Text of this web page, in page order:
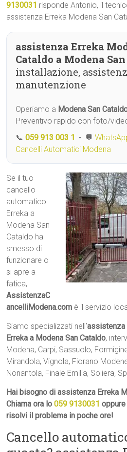
9130031 risponde Antonio, il
assistenza Erreka Modena San
assistenza Erreka
Cataldo a Modena
installazione,
manutenzione
Operiamo a Modena San
Preventivo rapido con foto/
📞059 913 003 1 • 💬
Cancelli Automatici Modena
Se il tuo
cancello
automatico
Erreka a
Modena San
Cataldo ha
smesso di
funzionare o
si apre a
fatica,
AssistenzaC
ancelliModena.com è il servizio
Siamo specializzati nell’assistenza
Erreka a Modena San Cataldo,
Modena, Carpi, Sassuolo,
Mirandola, Vignola, Fiorano
Nonantola, Finale Emilia, Soliera,
Hai bisogno di assistenza Erreka
Chiama ora lo059 9130031
risolvi il problema in poche ore!
Cancello